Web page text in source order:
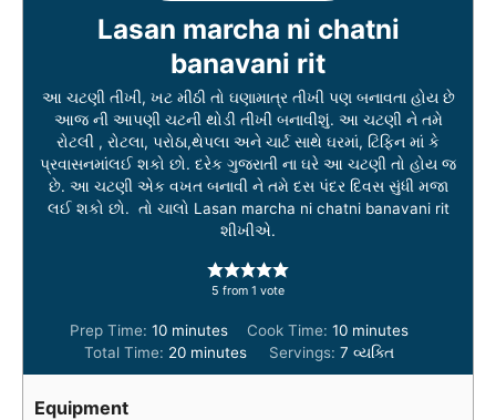
Lasan marcha ni chatni
banavani rit
આ ચટણી તીખી, ખટ મીઠી તો ઘણામાત્ર તીખી પણ બનાવતા હોય છે
આજ ની આપણી ચટની થોડી તીખી બનાવીશું. આ ચટણી ને તમે
રોટલી , રોટલા, પરોઠા,થેપલા અને ચાર્ટ સાથે ઘરમાં, ટિફિન માં કે
પ્રવાસનમાંલઈ શકો છો. દરેક ગુજરાતી ના ઘરે આ ચટણી તો હોય જ
છે. આ ચટણી એક વખત બનાવી ને તમે દસ પંદર દિવસ સુંધી મજા
લઈ શકો છો. તો ચાલો Lasan marcha ni chatni banavani rit
શીખીએ.
5 from 1 vote
Prep Time:10m
i
n
minutes Cook Time: 10m
i
n
minutes
Total Time: 20m
i
minutes Servings: 7 વ્યક્તિ
Equipment